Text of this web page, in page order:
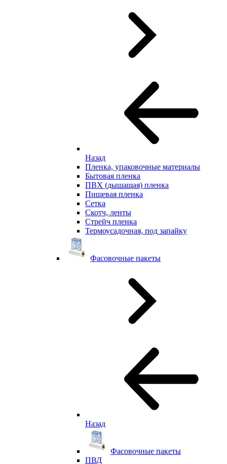
Назад
Пленка, упаковочные материалы
Бытовая пленка
ПВХ (дышащая) пленка
Пищевая пленка
Сетка
Скотч, ленты
Стрейч пленка
Термоусадочная, под запайку
Фасовочные пакеты
Назад
Фасовочные пакеты
ПВД